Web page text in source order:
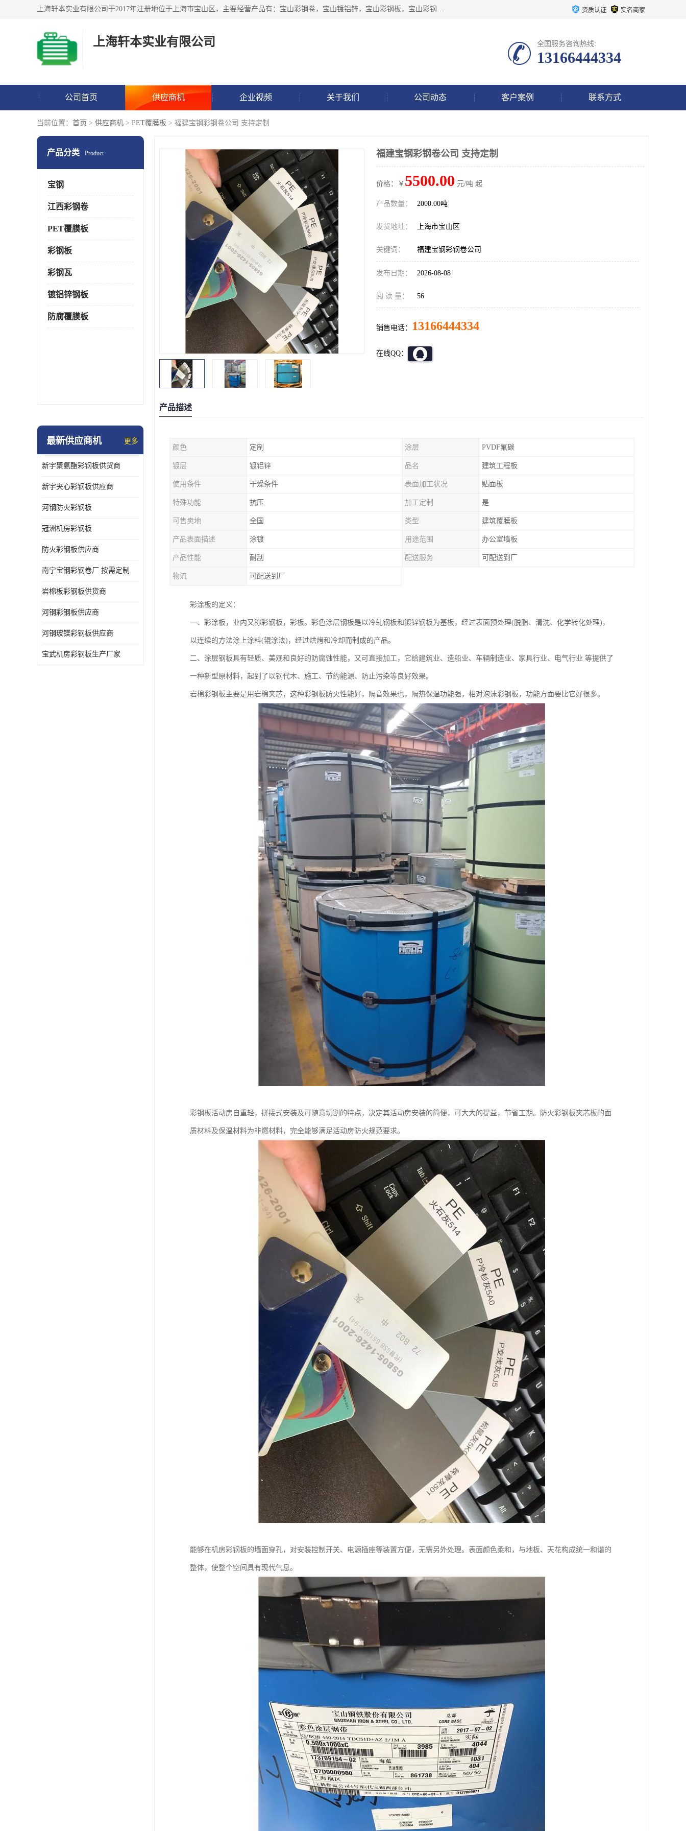
上海轩本实业有限公司于2017年注册地位于上海市宝山区，主要经营产品有：宝山彩钢卷，宝山镀铝锌，宝山彩钢板，宝山彩钢瓦等产品的生产和销售。 资质认证 实名商家
上海轩本实业有限公司 全国服务咨询热线:
13166444334
公司首页 供应商机 企业视频 关于我们 公司动态 客户案例 联系方式
当前位置： 首页 > 供应商机 > PET覆膜板 > 福建宝钢彩钢卷公司 支持定制
产品分类 Product
宝钢
江西彩钢卷
PET覆膜板
彩钢板
彩钢瓦
镀铝锌钢板
防腐覆膜板
最新供应商机 更多
新宇聚氨酯彩钢板供货商
新宇夹心彩钢板供应商
河钢防火彩钢板
冠洲机房彩钢板
防火彩钢板供应商
南宁宝钢彩钢卷厂 按需定制
岩棉板彩钢板供货商
河钢彩钢板供应商
河钢玻镁彩钢板供应商
宝武机房彩钢板生产厂家
福建宝钢彩钢卷公司 支持定制
价格：￥ 5500.00 元/吨 起
产品数量： 2000.00吨
发货地址： 上海市宝山区
关键词： 福建宝钢彩钢卷公司
发布日期： 2026-08-08
阅 读 量： 56
销售电话： 13166444334
在线QQ：
产品描述
颜色 定制 涂层 PVDF氟碳
镀层 镀铝锌 品名 建筑工程板
使用条件 干燥条件 表面加工状况 贴面板
特殊功能 抗压 加工定制 是
可售卖地 全国 类型 建筑覆膜板
产品表面描述 涂镀 用途范围 办公室墙板
产品性能 耐刮 配送服务 可配送到厂
物流 可配送到厂
彩涂板的定义：
一、彩涂板，业内又称彩钢板，彩板。彩色涂层钢板是以冷轧钢板和镀锌钢板为基板，经过表面预处理(脱脂、清洗、化学转化处理)，
以连续的方法涂上涂料(辊涂法)，经过烘烤和冷却而制成的产品。
二、涂层钢板具有轻质、美观和良好的防腐蚀性能，又可直接加工，它给建筑业、造船业、车辆制造业、家具行业、电气行业 等提供了
一种新型原材料，起到了以钢代木、施工、节约能源、防止污染等良好效果。
岩棉彩钢板主要是用岩棉夹芯，这种彩钢板防火性能好，隔音效果也，隔热保温功能强，相对泡沫彩钢板，功能方面要比它好很多。
彩钢板活动房自重轻，拼接式安装及可随意切割的特点，决定其活动房安装的简便，可大大的提益，节省工期。防火彩钢板夹芯板的面
质材料及保温材料为非燃材料，完全能够满足活动房防火规范要求。
能够在机房彩钢板的墙面穿孔，对安装控制开关、电源插座等装置方便，无需另外处理。表面颜色柔和，与地板、天花构成统一和谐的
整体，使整个空间具有现代气息。